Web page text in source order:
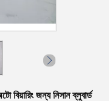
জন্য নিসান ব্লুবার্ড